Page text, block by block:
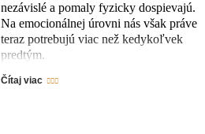
nezávislé a pomaly fyzicky dospievajú.
Na emocionálnej úrovni nás však práve
teraz potrebujú viac než kedykoľvek
predtým.
odborné skúsenosti, vedecké poznatky
Čítaj viac